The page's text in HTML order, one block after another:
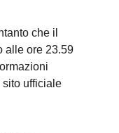
che il
alle ore 23.59
sito ufficiale